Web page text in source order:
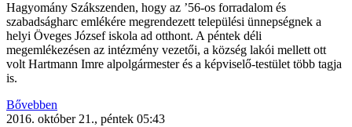
Hagyomány Szákszenden, hogy az ’56-os forradalom és
szabadságharc emlékére megrendezett települési ünnepségnek a
helyi Öveges József iskola ad otthont. A péntek déli
megemlékezésen az intézmény vezetői, a község lakói mellett ott
volt Hartmann Imre alpolgármester és a képviselő-testület több tagja
is.
Bővebben
2016. október 21., péntek 05:43